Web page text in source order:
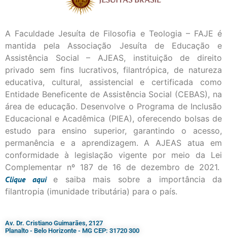
A Faculdade Jesuíta de Filosofia e Teologia – FAJE é
mantida pela Associação Jesuíta de Educação e
Assistência Social – AJEAS, instituição de direito
privado sem fins lucrativos, filantrópica, de natureza
educativa, cultural, assistencial e certificada como
Entidade Beneficente de Assistência Social (CEBAS), na
área de educação. Desenvolve o Programa de Inclusão
Educacional e Acadêmica (PIEA), oferecendo bolsas de
estudo para ensino superior, garantindo o acesso,
permanência e a aprendizagem. A AJEAS atua em
conformidade à legislação vigente por meio da Lei
Complementar nº 187 de 16 de dezembro de 2021.
Cliqueaqui
e saiba mais sobre a importância da
filantropia (imunidade tributária) para o país.
Av. Dr. Cristiano Guimarães, 2127
Planalto - Belo Horizonte - MG CEP: 31720 300